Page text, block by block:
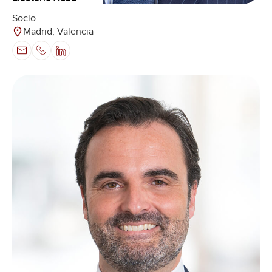
Socio
Madrid, Valencia